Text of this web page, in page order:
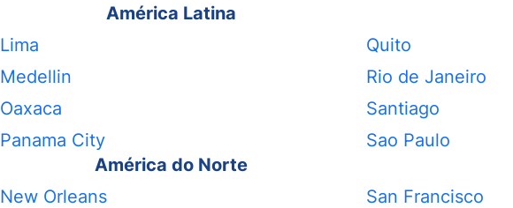
América Latina
Lima
Medellin
Oaxaca
Panama City
Quito
Rio de Janeiro
Santiago
Sao Paulo
América do Norte
New Orleans
San Francisco